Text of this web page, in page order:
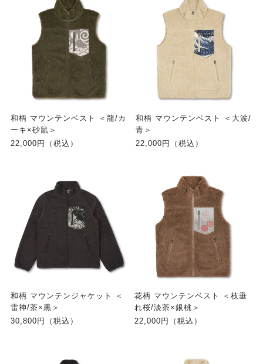
和柄 マウンテンベスト ＜龍/カ
ーキ×砂鼠＞
22,000円（税込）
和柄 マウンテンベスト ＜大波/
青＞
22,000円（税込）
和柄 マウンテンジャケット ＜
雷神/茶×黒＞
30,800円（税込）
花柄 マウンテンベスト ＜枝垂
れ桜/淡茶×銀桃＞
22,000円（税込）